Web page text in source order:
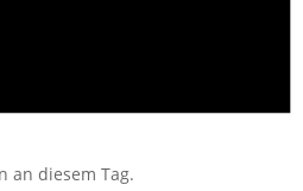
an diesem Tag.